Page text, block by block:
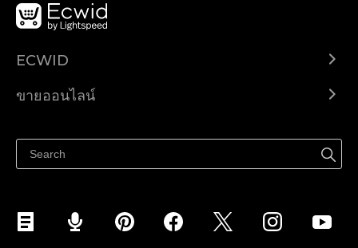
ECWID
ราคา
ขายออนไลน์
ขายบนเฟสบุ๊ค